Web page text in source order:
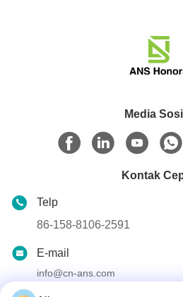
Media
Kontak
Telp
86-158-8106-2591
E-mail
info@cn-ans.com